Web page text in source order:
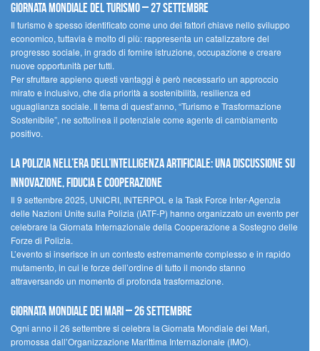
Giornata mondiale del turismo – 27 settembre
Il turismo è spesso identificato come uno dei fattori chiave nello sviluppo
economico, tuttavia è molto di più: rappresenta un catalizzatore del
progresso sociale, in grado di fornire istruzione, occupazione e creare
nuove opportunità per tutti.
Per sfruttare appieno questi vantaggi è però necessario un approccio
mirato e inclusivo, che dia priorità a sostenibilità, resilienza ed
uguaglianza sociale. Il tema di quest’anno, “Turismo e Trasformazione
Sostenibile”, ne sottolinea il potenziale come agente di cambiamento
positivo.
La polizia nell’era dell’Intelligenza Artificiale: una discussione su
innovazione, fiducia e cooperazione
Il 9 settembre 2025, UNICRI, INTERPOL e la Task Force Inter-Agenzia
delle Nazioni Unite sulla Polizia (IATF-P) hanno organizzato un evento per
celebrare la Giornata Internazionale della Cooperazione a Sostegno delle
Forze di Polizia.
L’evento si inserisce in un contesto estremamente complesso e in rapido
mutamento, in cui le forze dell’ordine di tutto il mondo stanno
attraversando un momento di profonda trasformazione.
Giornata Mondiale dei Mari – 26 settembre
Ogni anno il 26 settembre si celebra la Giornata Mondiale dei Mari,
promossa dall’Organizzazione Marittima Internazionale (IMO).